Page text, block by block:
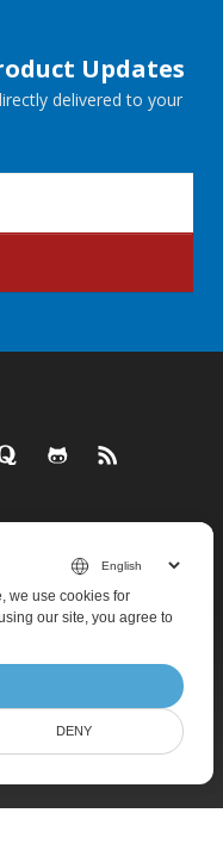
Updates
delivered to your
we use cookies for
our site, you agree to
DENY